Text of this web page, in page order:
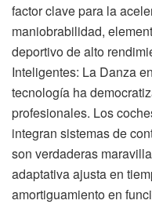
factor clave para la
maniobrabilidad,
deportivo de alto
Inteligentes: La Danza
tecnología ha
profesionales. Los
integran sistemas de
son verdaderas
adaptativa ajusta en
amortiguamiento en